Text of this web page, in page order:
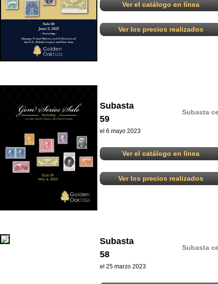
Ver el catálogo en línea
Ver los precios realizados
Subasta
59
Subasta
el 6 mayo 2023
Ver el catálogo en línea
Ver los precios realizados
Subasta
58
Subasta
el 25 marzo 2023